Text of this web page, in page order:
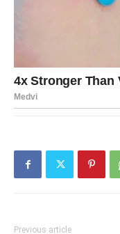
Previous article